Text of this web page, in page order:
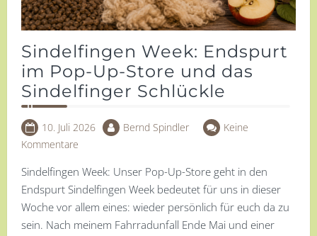
Sindelfingen Week: Endspurt
im Pop-Up-Store und das
Sindelfinger Schlückle
10. Juli 2026 Bernd Spindler
Keine
Kommentare
Sindelfingen Week: Unser Pop-Up-Store geht in den
Endspurt Sindelfingen Week bedeutet für uns in dieser
Woche vor allem eines: wieder persönlich für euch da zu
sein. Nach meinem Fahrradunfall Ende Mai und einer